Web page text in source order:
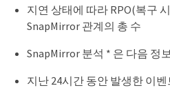
지연 상태에 따라 RPO(복구
SnapMirror 관계의 총 수
SnapMirror 분석 * 은 다음 정
지난 24시간 동안 발생한 이